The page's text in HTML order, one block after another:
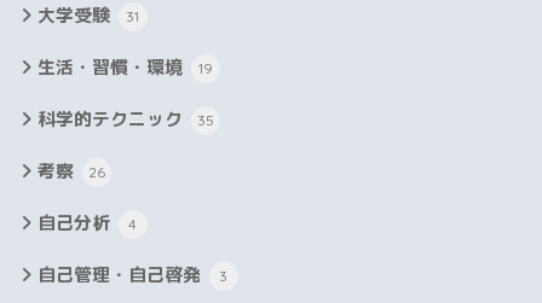
大学受験 31
生活・習慣・環境 19
科学的テクニック 35
考察 26
自己分析 4
自己管理・自己啓発 3